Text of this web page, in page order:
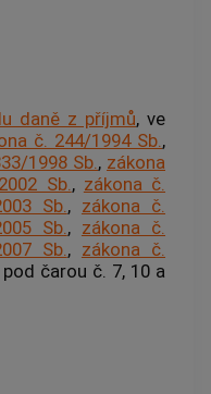
daně z příjmů, ve
č. 244/1994 Sb.,
1998 Sb., zákona
Sb., zákona č.
Sb., zákona č.
Sb., zákona č.
Sb., zákona č.
čarou č. 7, 10 a